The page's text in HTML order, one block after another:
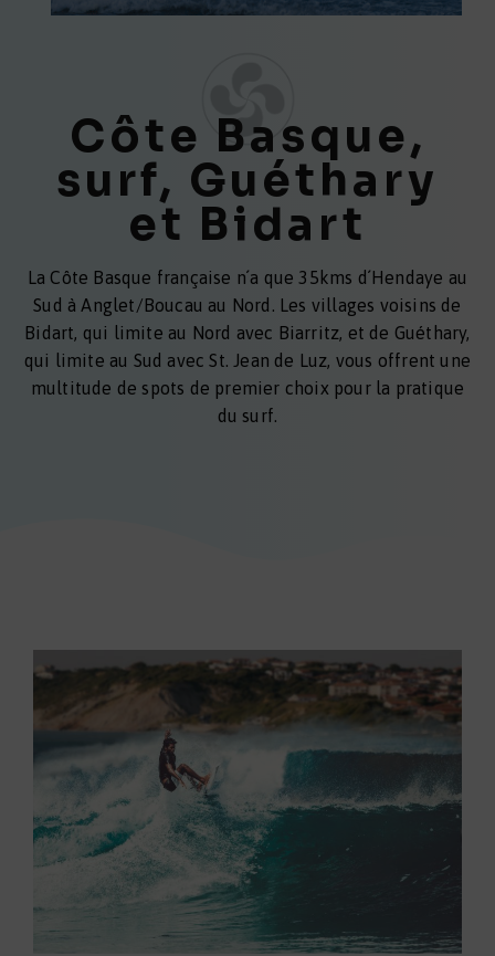
Côte Basque,
surf, Guéthary
et Bidart
La Côte Basque française n´a que 35kms d´Hendaye au
Sud à Anglet/Boucau au Nord. Les villages voisins de
Bidart, qui limite au Nord avec Biarritz, et de Guéthary,
qui limite au Sud avec St. Jean de Luz, vous offrent une
multitude de spots de premier choix pour la pratique
du surf.